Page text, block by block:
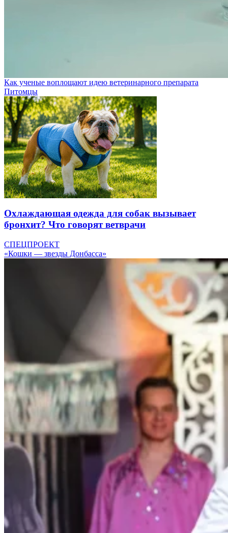
Как ученые воплощают идею ветеринарного препарата
Питомцы
Охлаждающая одежда для собак вызывает
бронхит? Что говорят ветврачи
СПЕЦПРОЕКТ
«Кошки — звезды Донбасса»